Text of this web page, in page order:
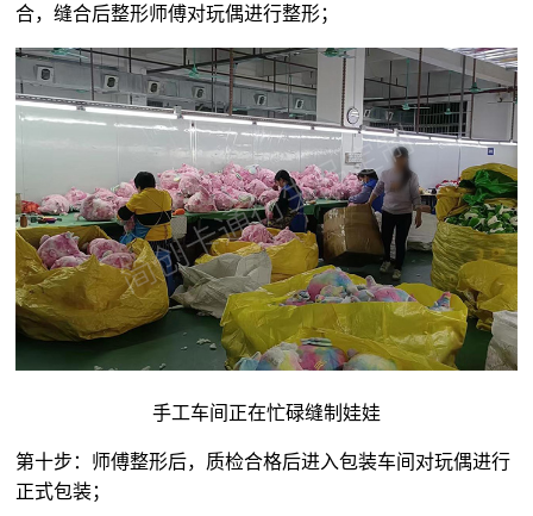
合，缝合后整形师傅对玩偶进行整形；
手工车间正在忙碌缝制娃娃
第十步：师傅整形后，质检合格后进入包装车间对玩偶进行
正式包装；